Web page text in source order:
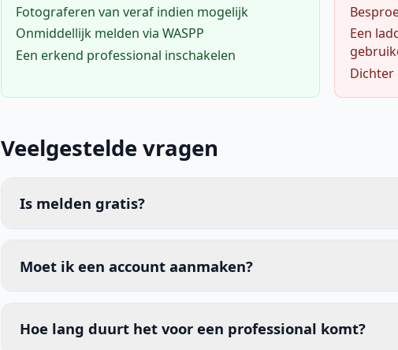
Fotograferen van veraf indien mogelijk
Onmiddellijk melden via WASPP
Een erkend professional inschakelen
Een
Dichter
Veelgestelde vragen
Is melden gratis?
Moet ik een account aanmaken?
Hoe lang duurt het voor een professional komt?